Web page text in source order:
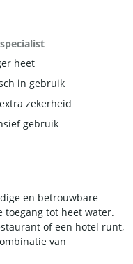
heet
in gebruik
zekerheid
gebruik
en betrouwbare
toegang tot heet water.
of een hotel runt,
van